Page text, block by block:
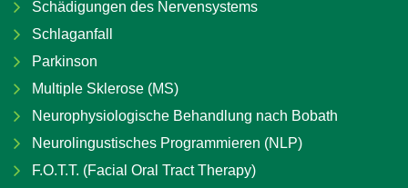
Schädigungen des Nervensystems
Schlaganfall
Parkinson
Multiple Sklerose (MS)
Neurophysiologische Behandlung nach Bobath
Neurolingustisches Programmieren (NLP)
F.O.T.T. (Facial Oral Tract Therapy)